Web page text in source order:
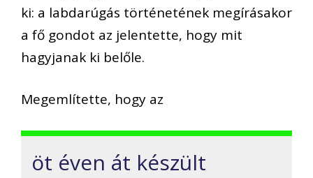
ki: a labdarúgás történetének megírásakor
a fő gondot az jelentette, hogy mit
hagyjanak ki belőle.
Megemlítette, hogy az
öt éven át készült